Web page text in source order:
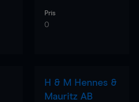
Pris
0
H & M Hennes &
Mauritz AB